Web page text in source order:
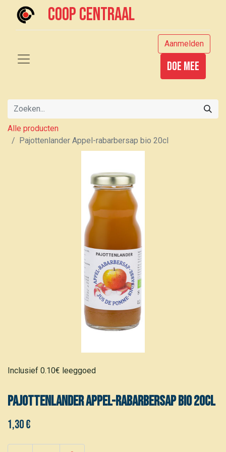
Coop centraal
Aanmelden
Doe mee
Alle producten
Pajottenlander Appel-rabarbersap bio 20cl
Inclusief 0.10€ leeggoed
Pajottenlander Appel-rabarbersap bio 20cl
1,30€